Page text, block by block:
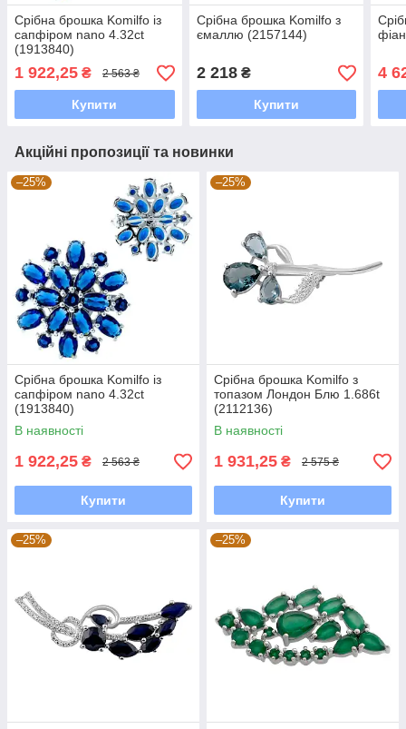
Срібна брошка Komilfo із
сапфіром nano 4.32ct
(1913840)
1 922,25 ₴ 2 563 ₴
Купити
Срібна брошка Komilfo з
ємаллю (2157144)
2 218₴
Купити
4
Акційні пропозиції та новинки
–25%
Срібна брошка Komilfo із
сапфіром nano 4.32ct
(1913840)
В наявності
1 922,25 ₴ 2 563 ₴
Купити
–25%
Срібна брошка Komilfo з
топазом Лондон Блю 1.686t
(2112136)
В наявності
1 931,25 ₴ 2 575 ₴
Купити
–25% –25%